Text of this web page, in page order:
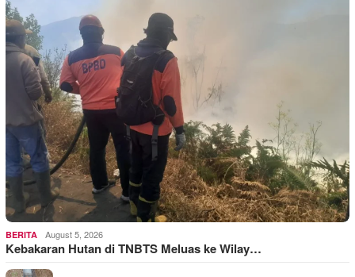
BERITA August 5, 2026
Kebakaran Hutan di TNBTS Meluas ke Wilay…